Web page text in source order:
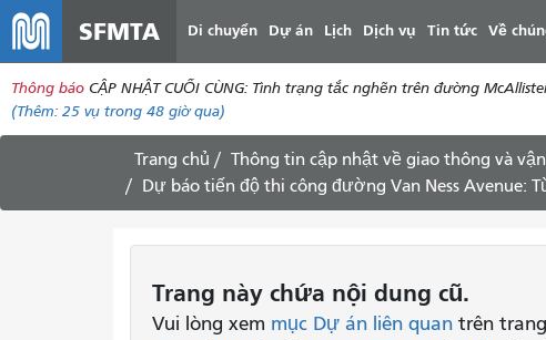
SFMTA Di chuyển Dự án Lịch Dịch vụ Tin tức Về
Thông báo CẬP NHẬT CUỐI CÙNG: Tình trạng tắc nghẽn trên đường
(Thêm: 25 vụ trong 48 giờ qua)
Trang chủ Thông tin cập nhật về giao thông và
Dự báo tiến độ thi công đường Van Ness Avenue:
Trang này chứa nội dung cũ.
Vui lòng xem mục Dự án liên quan trên